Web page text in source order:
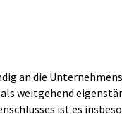
an die
weitgehend
ist es